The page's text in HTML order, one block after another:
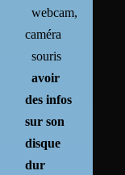
webcam,
caméra
souris
avoir
des infos
sur son
disque
dur